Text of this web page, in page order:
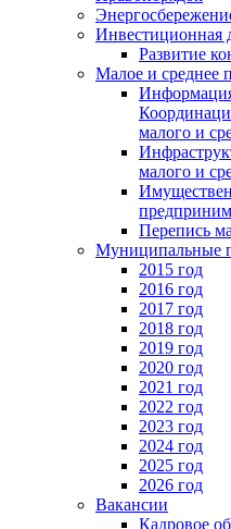
Инвестиционная
Развитие
Малое и среднее
малого и
малого и
Перепись
Муниципальные
2015 год
2016 год
2017 год
2018 год
2019 год
2020 год
2021 год
2022 год
2023 год
2024 год
2025 год
2026 год
Вакансии
Кадровое